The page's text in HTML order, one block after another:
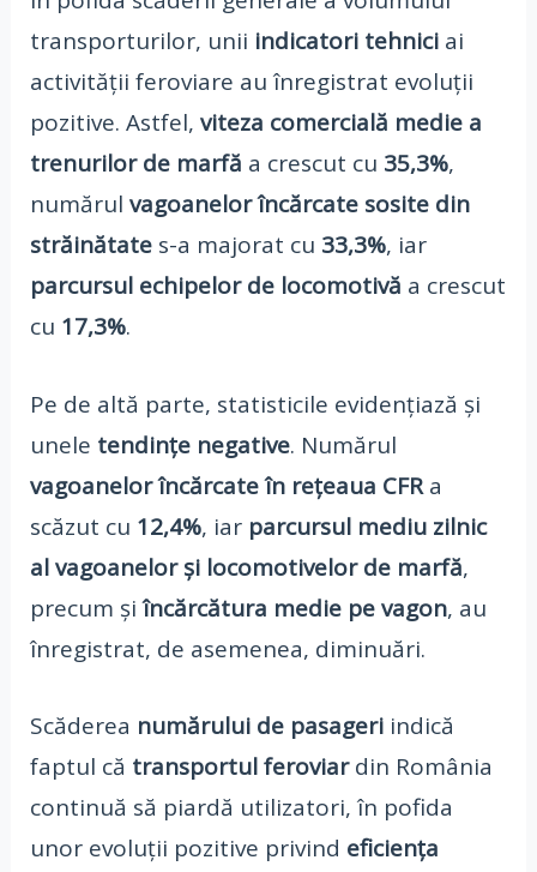
transporturilor, unii indicatori tehniciai
activității feroviare au înregistrat evoluții
pozitive. Astfel, viteza comercială medie a
trenurilor de marfă a crescut cu 35,3%,
numărul vagoanelor încărcate sosite din
străinătates-a majorat cu 33,3%, iar
parcursul echipelor de locomotivă a crescut
cu 17,3%.
Pe de altă parte, statisticile evidențiază și
unele tendințe negative. Numărul
vagoanelor încărcate în rețeaua CFRa
scăzut cu 12,4%, iar parcursul mediu zilnic
al vagoanelor și locomotivelor de marfă,
precum șiîncărcătura medie pe vagon, au
înregistrat, de asemenea, diminuări.
Scăderea numărului de pasageriindică
faptul că transportul feroviardin România
continuă să piardă utilizatori, în pofida
unor evoluții pozitive privind eficiența